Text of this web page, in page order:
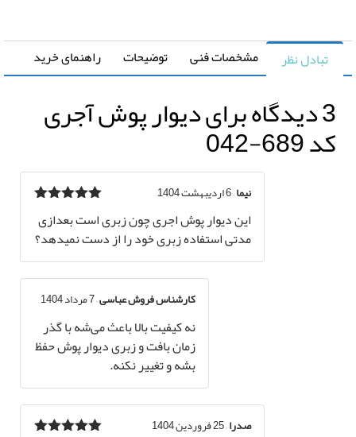
تبادل نظر مشخصات فنی توضیحات راهنمای خرید
دیوار پوش آجری
042
6 اردیبهشت 1404
این دیوار پوش اجری چون زبری است بعدازی
مدتی استفاده زبری خود را از دست نمیدهد؟
کارشناس فروش عباسی–7 مرداد 1404
نه کیفیت بالا باعث می‌شه با گذر
زمان بافت و زبری دیوار پوش حفظ
بشه و تغییر نکنه.
–25 فروردین 1404